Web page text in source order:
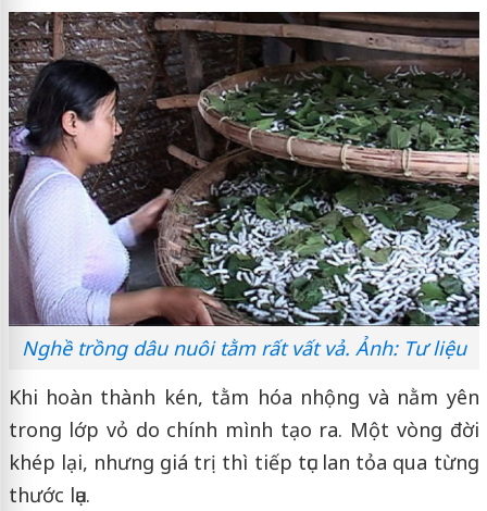
Nghề trồng dâu nuôi tằm rất vất vả. Ảnh: Tư liệu
Khi hoàn thành kén, tằm hóa nhộng và nằm yên
trong lớp vỏ do chính mình tạo ra. Một vòng đời
khép lại, nhưng giá trị thì tiếp tục lan tỏa qua từng
thước lụa.